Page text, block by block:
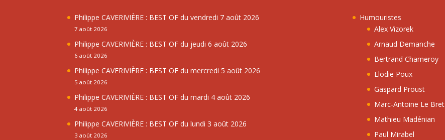
Philippe CAVERIVIÈRE : BEST OF du vendredi 7 août 2026
7 août 2026
Philippe CAVERIVIÈRE : BEST OF du jeudi 6 août 2026
6 août 2026
Philippe CAVERIVIÈRE : BEST OF du mercredi 5 août 2026
5 août 2026
Philippe CAVERIVIÈRE : BEST OF du mardi 4 août 2026
4 août 2026
Philippe CAVERIVIÈRE : BEST OF du lundi 3 août 2026
3 août 2026
Humouristes
Alex Vizorek
Arnaud Demanche
Bertrand Chameroy
Elodie Poux
Gaspard Proust
Marc-Antoine Le Bret
Mathieu Madénian
Paul Mirabel